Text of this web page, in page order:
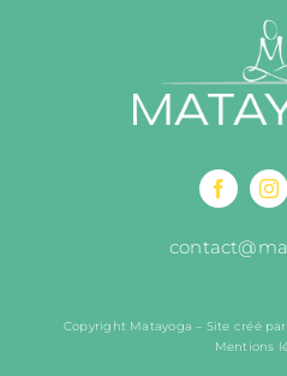
Copyright Matayoga – Site créé
Mentions